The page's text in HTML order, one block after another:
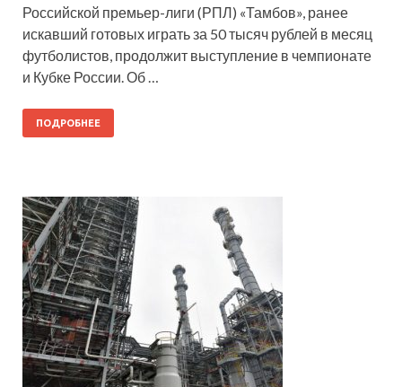
Российской премьер-лиги (РПЛ) «Тамбов», ранее
искавший готовых играть за 50 тысяч рублей в месяц
футболистов, продолжит выступление в чемпионате
и Кубке России. Об …
ПОДРОБНЕЕ